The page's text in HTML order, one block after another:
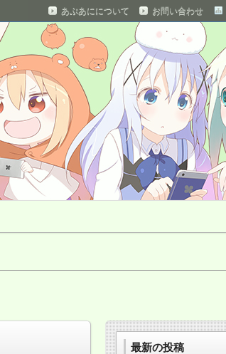
あぷあにについて お問い合わせ
メクイズ まとめサイト
最新の投稿